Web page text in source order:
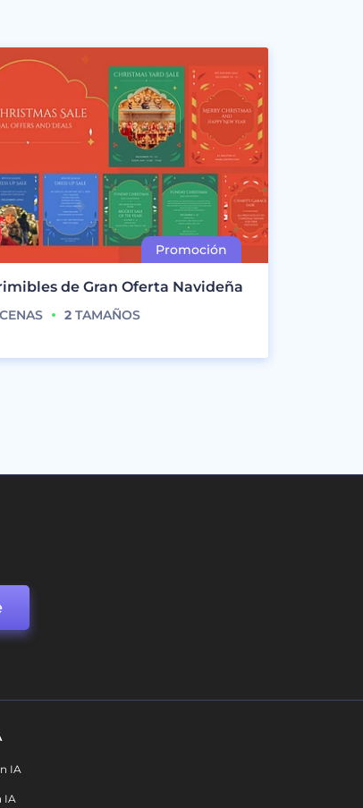
de Gran Oferta Navideña
2TAMAÑOS
IA
IA